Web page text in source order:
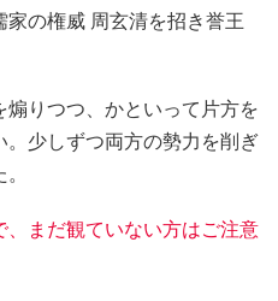
の権威 周玄清を招き誉王
りつつ、かといって片方を
少しずつ両方の勢力を削ぎ
まだ観ていない方はご注意